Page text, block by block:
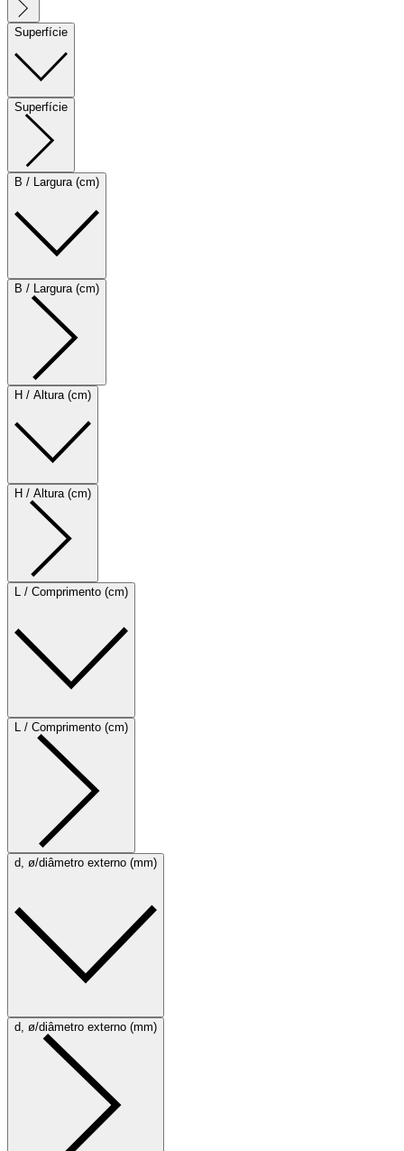
Superfície
Superfície
B / Largura (cm)
B / Largura (cm)
H / Altura (cm)
H / Altura (cm)
L / Comprimento (cm)
L / Comprimento (cm)
d, ø/diâmetro externo (mm)
d, ø/diâmetro externo (mm)